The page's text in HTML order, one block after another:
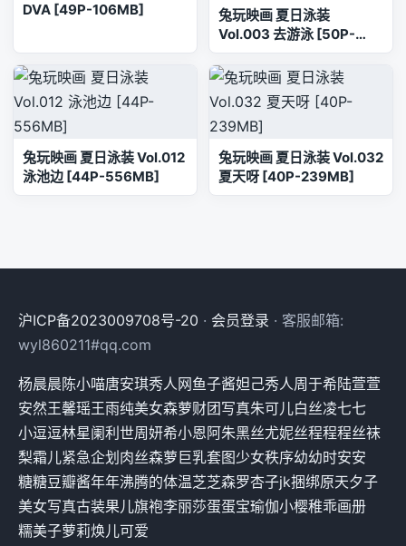
DVA [49P-106MB]
兔玩映画 夏日泳装
Vol.003 去游泳 [50P-
333MB]
兔玩映画 夏日泳装 Vol.012
泳池边 [44P-556MB]
兔玩映画 夏日泳装 Vol.032
夏天呀 [40P-239MB]
沪ICP备2023009708号-20 · 会员登录 · 客服邮箱:
wyl860211#qq.com
杨晨晨陈小喵唐安琪秀人网鱼子酱妲己秀人周于希陆萱萱
安然王馨瑶王雨纯美女森萝财团写真朱可儿白丝凌七七
小逗逗林星阑利世周妍希小恩阿朱黑丝尤妮丝程程程丝袜
梨霜儿紧急企划 肉丝森萝 巨乳套图少女秩序幼幼时安安
糖糖豆瓣酱年年沸腾的体温芝芝森罗杏子jk捆绑原天夕子
美女写真古装果儿旗袍李丽莎蛋蛋宝瑜伽小樱稚乖画册
糯美子萝莉焕儿可爱